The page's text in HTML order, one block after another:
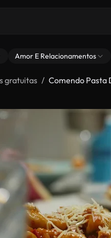
Amor E Relacionamentos
gratuitas Comendo Pasta